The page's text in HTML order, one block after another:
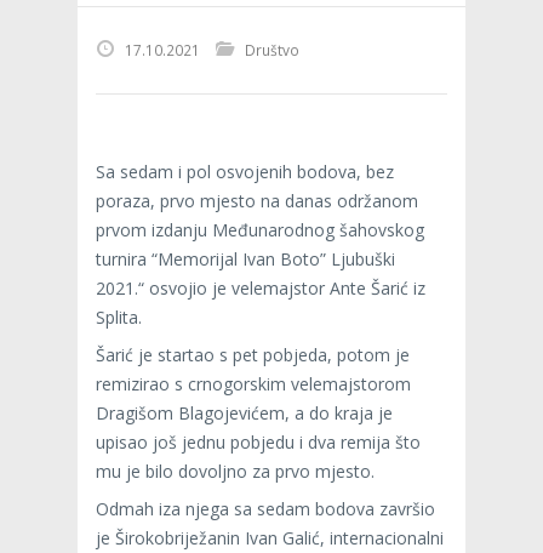
17.10.2021 Društvo
Sa sedam i pol osvojenih bodova, bez
poraza, prvo mjesto na danas održanom
prvom izdanju Međunarodnog šahovskog
turnira “Memorijal Ivan Boto” Ljubuški
2021.“ osvojio je velemajstor Ante Šarić iz
Splita.
Šarić je startao s pet pobjeda, potom je
remizirao s crnogorskim velemajstorom
Dragišom Blagojevićem, a do kraja je
upisao još jednu pobjedu i dva remija što
mu je bilo dovoljno za prvo mjesto.
Odmah iza njega sa sedam bodova završio
je Širokobriježanin Ivan Galić, internacionalni